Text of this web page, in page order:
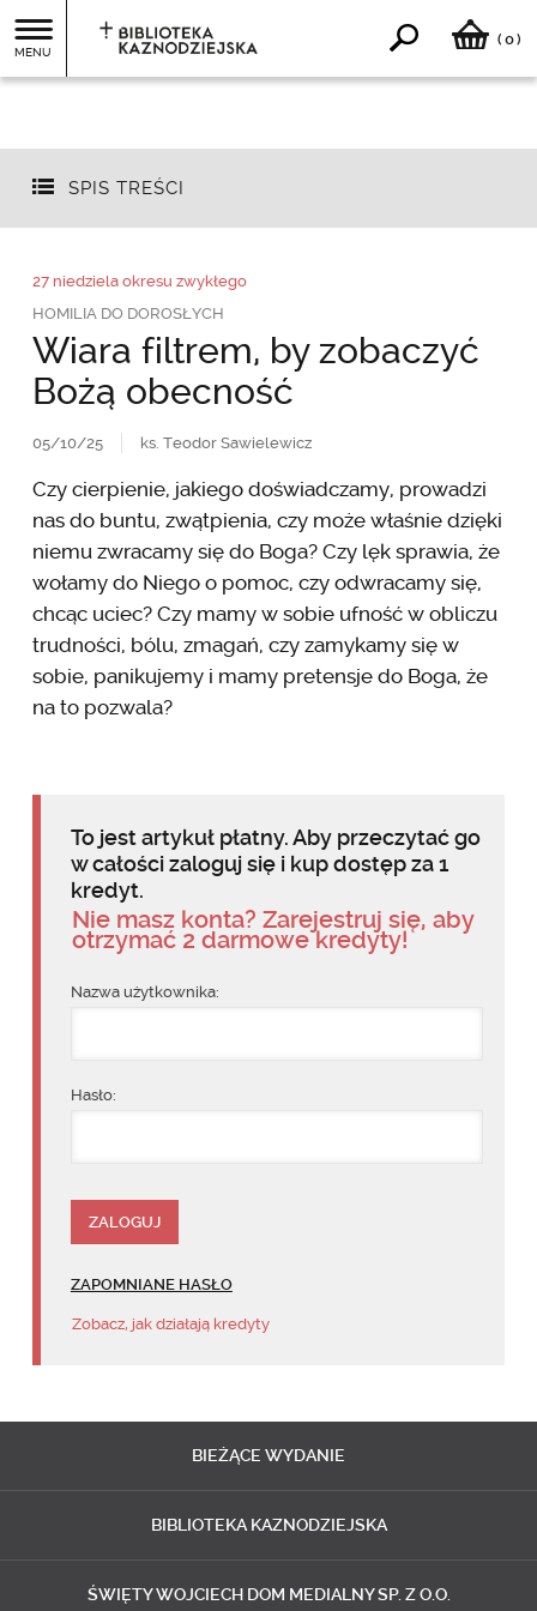
MENU
( 0)
SPIS TREŚCI
27 niedziela okresu zwykłego
HOMILIA DO DOROSŁYCH
Wiara filtrem, by zobaczyć
Bożą obecność
05/10/25 ks. Teodor Sawielewicz
Czy cierpienie, jakiego doświadczamy, prowadzi
nas do buntu, zwątpienia, czy może właśnie dzięki
niemu zwracamy się do Boga? Czy lęk sprawia, że
wołamy do Niego o pomoc, czy odwracamy się,
chcąc uciec? Czy mamy w sobie ufność w obliczu
trudności, bólu, zmagań, czy zamykamy się w
sobie, panikujemy i mamy pretensje do Boga, że
na to pozwala?
To jest artykuł płatny. Aby przeczytać go
w całości zaloguj się i kup dostęp za 1
kredyt.
Nie masz konta? Zarejestruj się, aby
otrzymać 2 darmowe kredyty!
Nazwa użytkownika:
Hasło:
ZAPOMNIANE HASŁO
Zobacz, jak działają kredyty
BIEŻĄCE WYDANIE
BIBLIOTEKA KAZNODZIEJSKA
ŚWIĘTY WOJCIECH DOM MEDIALNY SP. Z O.O.